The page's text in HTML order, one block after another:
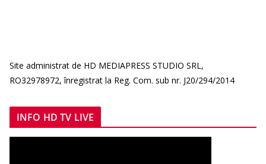
Site administrat de HD MEDIAPRESS STUDIO SRL,
RO32978972, înregistrat la Reg. Com. sub nr. J20/294/2014
INFO HD TV LIVE